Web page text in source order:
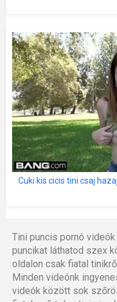
Cuki kis cicis tini csaj
Tini puncis pornó
puncikat láthatod szex
oldalon csak fiatal
Minden videónk
videók között sok